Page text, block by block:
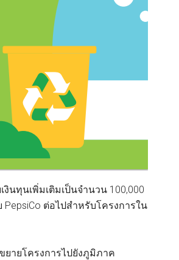
นทุนเพิ่มเติมเป็นจำนวน 100,000
ต่อไปสำหรับโครงการใน
ยายโครงการไปยังภูมิภาค